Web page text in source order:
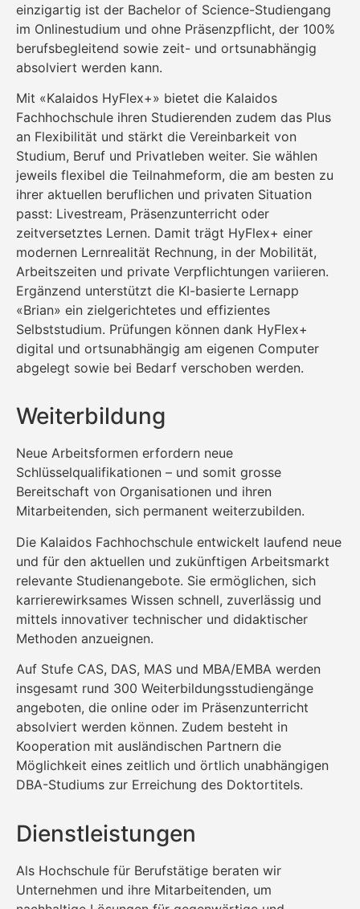
einzigartig ist der Bachelor of Science-Studiengang
im Onlinestudium und ohne Präsenzpflicht, der 100%
berufsbegleitend sowie zeit- und ortsunabhängig
absolviert werden kann.
Mit «Kalaidos HyFlex+» bietet die Kalaidos
Fachhochschule ihren Studierenden zudem das Plus
an Flexibilität und stärkt die Vereinbarkeit von
Studium, Beruf und Privatleben weiter. Sie wählen
jeweils flexibel die Teilnahmeform, die am besten zu
ihrer aktuellen beruflichen und privaten Situation
passt: Livestream, Präsenzunterricht oder
zeitversetztes Lernen. Damit trägt HyFlex+ einer
modernen Lernrealität Rechnung, in der Mobilität,
Arbeitszeiten und private Verpflichtungen variieren.
Ergänzend unterstützt die KI-basierte Lernapp
«Brian» ein zielgerichtetes und effizientes
Selbststudium. Prüfungen können dank HyFlex+
digital und ortsunabhängig am eigenen Computer
abgelegt sowie bei Bedarf verschoben werden.
Weiterbildung
Neue Arbeitsformen erfordern neue
Schlüsselqualifikationen – und somit grosse
Bereitschaft von Organisationen und ihren
Mitarbeitenden, sich permanent weiterzubilden.
Die Kalaidos Fachhochschule entwickelt laufend neue
und für den aktuellen und zukünftigen Arbeitsmarkt
relevante Studienangebote. Sie ermöglichen, sich
karrierewirksames Wissen schnell, zuverlässig und
mittels innovativer technischer und didaktischer
Methoden anzueignen.
Auf Stufe CAS, DAS, MAS und MBA/EMBA werden
insgesamt rund 300 Weiterbildungsstudiengänge
angeboten, die online oder im Präsenzunterricht
absolviert werden können. Zudem besteht in
Kooperation mit ausländischen Partnern die
Möglichkeit eines zeitlich und örtlich unabhängigen
DBA-Studiums zur Erreichung des Doktortitels.
Dienstleistungen
Als Hochschule für Berufstätige beraten wir
Unternehmen und ihre Mitarbeitenden, um